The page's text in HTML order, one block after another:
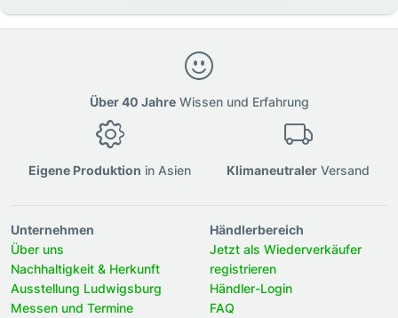
Über 40 JahreWissen und Erfahrung
Eigene Produktion in Asien Klimaneutraler Versand
Unternehmen
Über uns
Nachhaltigkeit & Herkunft
Ausstellung Ludwigsburg
Messen und Termine
Händlerbereich
Jetzt als Wiederverkäufer
registrieren
Händler-Login
FAQ